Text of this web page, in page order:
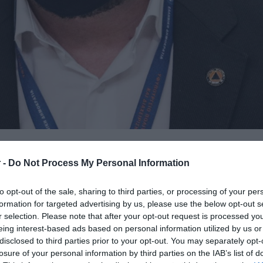
- Do Not Process My Personal Information
opt-out of the sale, sharing to third parties, or processing of your
for targeted advertising by us, please use the below opt-out
selection. Please note that after your opt-out request is processed
interest-based ads based on personal information utilized by us
to third parties prior to your opt-out. You may separately
of your personal information by third parties on the IAB’s list of
Διαχείρισης Κρίσεων,
Λοιμωξιολογίας και μέλος
Παπαευαγγέλου και τον Επίκουρο
Επιτροπής Εμπειρογνωμόνων ,Γκίκα
Τύπου σχετικά με τα νέα μέτρα.